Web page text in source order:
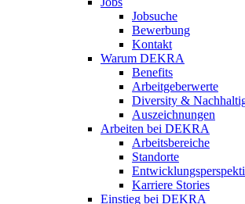
Jobsuche
Bewerbung
Kontakt
Warum DEKRA
Benefits
Arbeitgeberwerte
Diversity &
Auszeichnungen
Arbeiten bei DEKRA
Arbeitsbereiche
Standorte
Karriere Stories
Einstieg bei DEKRA